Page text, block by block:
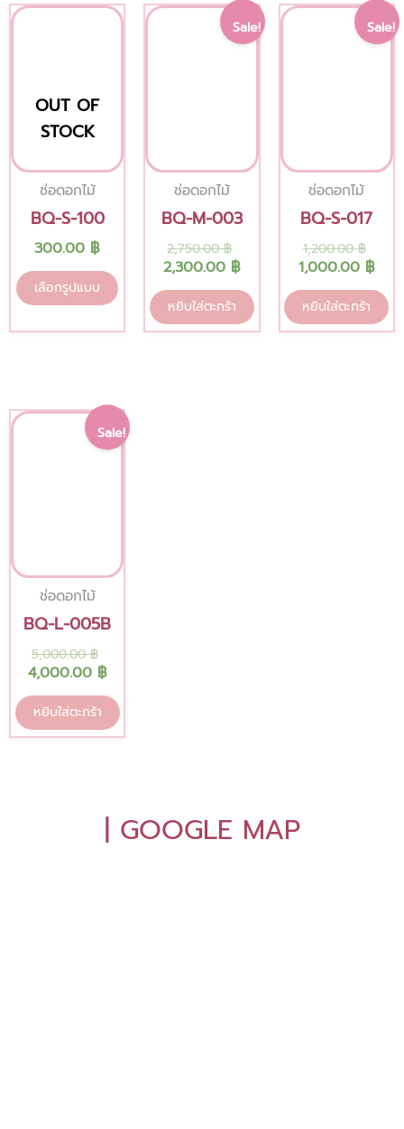
OUT OF
STOCK
ช่อดอกไม้
BQ-S-100
300.00 ฿
เลือกรูปแบบ
This
options
chosen
on
product
Sale!
ช่อดอกไม้
BQ-M-003
2,750.00฿
Original
price
2,300.00 ฿
Current
price
หยิบใส่ตะกร้า
Sale!
ช่อดอกไม้
BQ-S-017
1,200.00฿
1,000.00 ฿
หยิบใส่ตะกร้า
Sale!
ช่อดอกไม้
BQ-L-005B
5,000.00฿
Original
price
was:
4,000.00 ฿
Current
price
is:
หยิบใส่ตะกร้า
| GOOGLE MAP